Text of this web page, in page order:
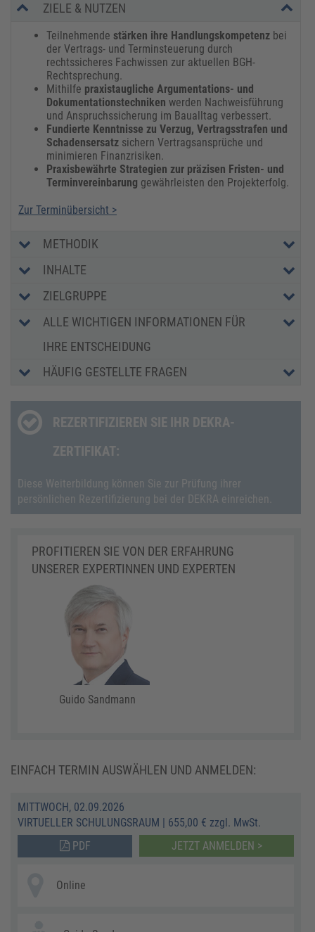
ZIELE & NUTZEN
​​Teilnehmende stärken ihre Handlungskompetenz bei
der Vertrags- und Terminsteuerung durch
rechtssicheres Fachwissen zur aktuellen BGH-
Rechtsprechung.
​Mithilfe praxistaugliche Argumentations- und
Dokumentationstechniken werden Nachweisführung
und Anspruchssicherung im Baualltag verbessert.
Fundierte Kenntnisse zu Verzug, Vertragsstrafen und
Schadensersatz sichern Vertragsansprüche und
minimieren Finanzrisiken.
Praxisbewährte Strategien zur präzisen Fristen- und
Terminvereinbarung gewährleisten den Projekterfolg.
Zur Terminübersicht >
METHODIK
INHALTE
ZIELGRUPPE
ALLE WICHTIGEN INFORMATIONEN FÜR
IHRE ENTSCHEIDUNG
HÄUFIG GESTELLTE FRAGEN
REZERTIFIZIEREN SIE IHR DEKRA-
ZERTIFIKAT:
Diese Weiterbildung können Sie zur Prüfung ihrer
persönlichen Rezertifizierung bei der DEKRA einreichen.
PROFITIEREN SIE VON DER ERFAHRUNG
UNSERER EXPERTINNEN UND EXPERTEN
Guido Sandmann
EINFACH TERMIN AUSWÄHLEN UND ANMELDEN:
MITTWOCH, 02.09.2026
VIRTUELLER SCHULUNGSRAUM
655,00 € zzgl. MwSt.
PDF
JETZT ANMELDEN >
Online